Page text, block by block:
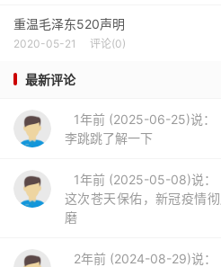
重温毛泽东520声明
2020-05-21 评论(0)
最新评论
1年前 (2025-06-25)说：
李跳跳了解一下
1年前 (2025-05-08)说：
这次苍天保佑，新冠疫情
磨
2年前 (2024-08-29)说：